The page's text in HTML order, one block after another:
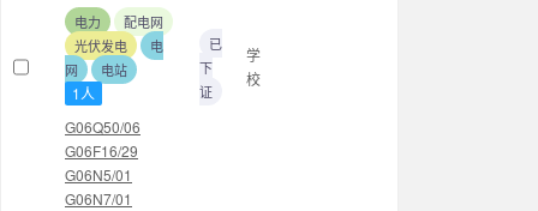
电力
配电网
光伏发电
电
网
电站
1人
G06Q50/06
G06F16/29
G06N5/01
G06N7/01
已
下
证
学
校